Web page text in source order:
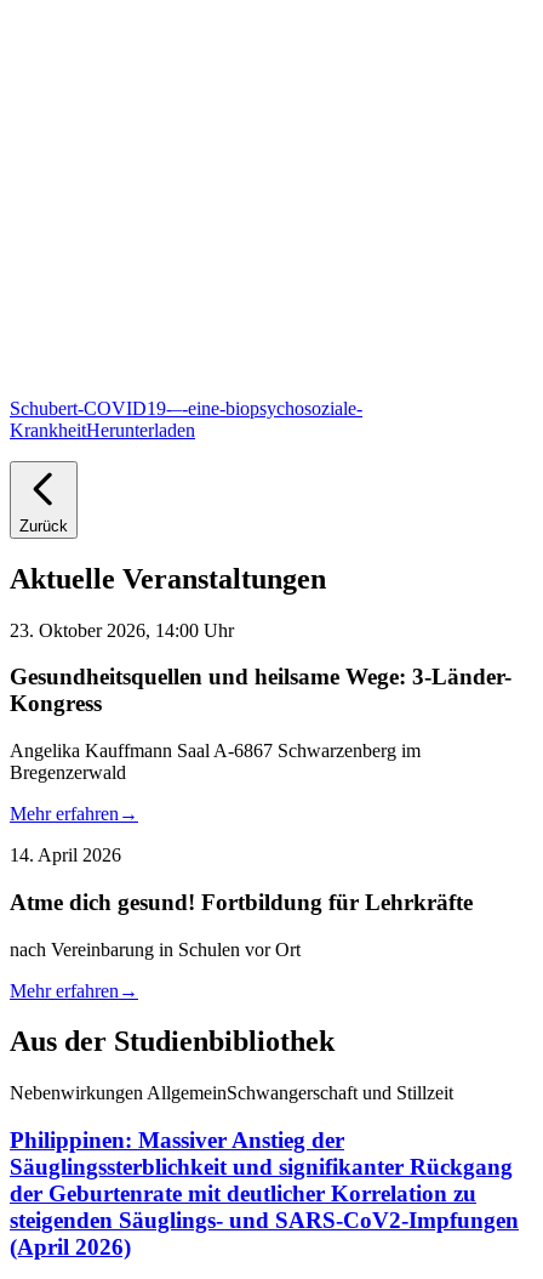
Schubert-COVID19-–-eine-biopsychosoziale-
KrankheitHerunterladen
Zurück
Aktuelle Veranstaltungen
23. Oktober 2026, 14:00 Uhr
Gesundheitsquellen und heilsame Wege: 3-Länder-
Kongress
Angelika Kauffmann Saal A-6867 Schwarzenberg im
Bregenzerwald
Mehr erfahren →
14. April 2026
Atme dich gesund! Fortbildung für Lehrkräfte
nach Vereinbarung in Schulen vor Ort
Mehr erfahren →
Aus der Studienbibliothek
Nebenwirkungen AllgemeinSchwangerschaft und Stillzeit
Philippinen: Massiver Anstieg der
Säuglingssterblichkeit und signifikanter Rückgang
der Geburtenrate mit deutlicher Korrelation zu
steigenden Säuglings- und SARS-CoV2-Impfungen
(April 2026)